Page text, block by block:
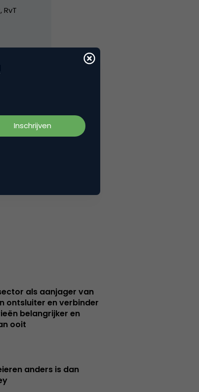
als aanjager van
ontsluiter en verbinder
belangrijker en
ooit
anders is dan